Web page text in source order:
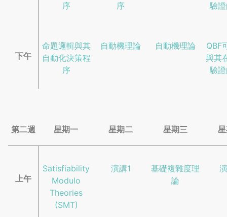
序
序
驗
下午
命題邏輯與其
自動化決策程
序
自動機理論 自動機理論
QBF
與其
驗
第二週 星期一 星期二 星期三
上午
Satisfiability
Modulo
Theories
(SMT)
演講1
基礎複雜度理
論